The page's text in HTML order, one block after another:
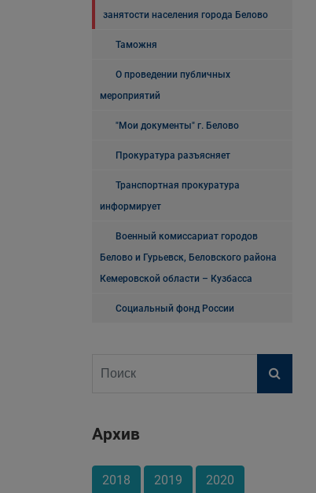
занятости населения города Белово
Таможня
О проведении публичных
мероприятий
"Мои документы" г. Белово
Прокуратура разъясняет
Транспортная прокуратура
информирует
Военный комиссариат городов
Белово и Гурьевск, Беловского района
Кемеровской области – Кузбасса
Социальный фонд России
Архив
2018 2019 2020